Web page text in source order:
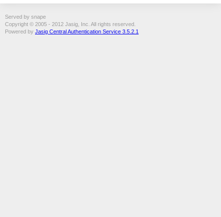
Served by snape
Copyright © 2005 - 2012 Jasig, Inc. All rights reserved.
Powered by Jasig Central Authentication Service 3.5.2.1